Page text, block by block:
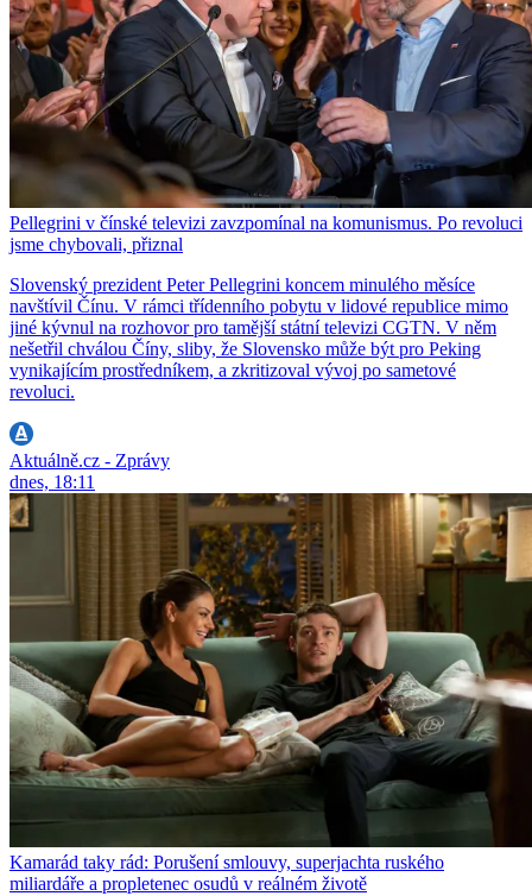
Pellegrini v čínské televizi zavzpomínal na komunismus. Po revoluci
jsme chybovali, přiznal
Slovenský prezident Peter Pellegrini koncem minulého měsíce
navštívil Čínu. V rámci třídenního pobytu v lidové republice mimo
jiné kývnul na rozhovor pro tamější státní televizi CGTN. V něm
nešetřil chválou Číny, sliby, že Slovensko může být pro Peking
vynikajícím prostředníkem, a zkritizoval vývoj po sametové
revoluci.
Aktuálně.cz - Zprávy
dnes, 18:11
Kamarád taky rád: Porušení smlouvy, superjachta ruského
miliardáře a propletenec osudů v reálném životě